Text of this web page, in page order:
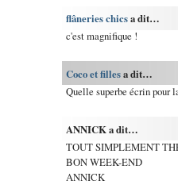
flâneries chicsa dit…
c'est magnifique !
Coco et fillesa dit…
Quelle superbe écrin pour
ANNICK a dit…
TOUT SIMPLEMENT
BON WEEK-END
ANNICK